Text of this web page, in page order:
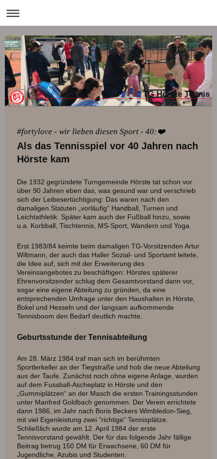
TG Hörste Tennis
#fortylove - wir lieben diesen Sport - 40:❤️
Als das Tennisspiel vor 40 Jahren nach
Hörste kam
Die 1932 gegründete Turngemeinde Hörste tat schon vor
über 90 Jahren eben das, was gesund war und verschrieb
sich der Leibesertüchtigung: Das waren nach den
damaligen Statuten „vorläufig“ Handball, Turnen und
Leichtathletik. Später kam auch der Fußball hinzu, sowie
u.a. Korbball, Tischtennis, MS-Sport, Wandern und Yoga.
Erst 1983/84 keimte beim damaligen TG-Vorsitzenden Artur
Wiltmann, der auch das Haller Sozial- und Sportamt leitete,
die Idee auf, sich mit der Erweiterung des
Vereinsangebotes zu beschäftigen: Hörstes späterer
Ehrenvorsitzender schlug dem Gesamtvorstand dann vor,
sogar eine eigene Abteilung zu gründen, da eine
entsprechenden Umfrage unter den Haushalten in Hörste,
Bokel und Hesseln und der langsam aufkommende
Tennisboom den Bedarf deutlich machte.
Geburtsstunde der Tennisabteilung
Am 28. März 1984 traf man sich im berühmten
Sportlerkeller an der Tiegstraße und hob die neue Abteilung
aus der Taufe. Zunächst noch ohne eigene Anlage, wurden
auf dem Fussball-Ascheplatz in Hörste und den
„Gummiplätzen“ an der Masch die ersten Trainingsstunden
unter Manfred Goldbach genommen. Der Verein errichtete
dann 1986, im Jahr nach Boris Beckers Wimbledon-Sieg,
mit viel Eigenleistung zwei "richtige" Tennisplätze.
Schließlich wurde am 12. April 1984 der erste
Tennisvorstand gewählt. Der für das folgende Jahr fällige
Beitrag betrug 150 DM für Erwachsene, 60 DM für
Jugendliche, Azubis und Studenten.